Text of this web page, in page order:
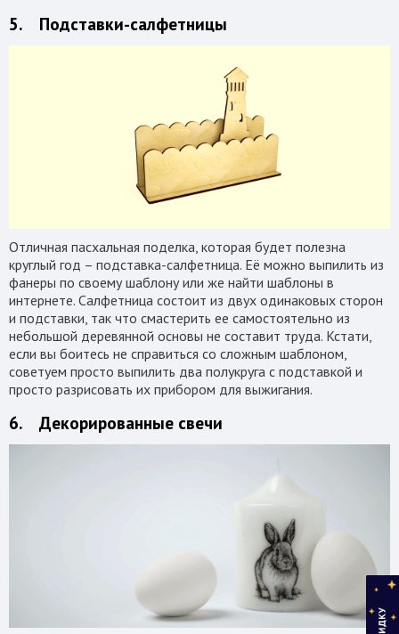
5. Подставки-салфетницы
Отличная пасхальная поделка, которая будет полезна
круглый год – подставка-салфетница. Её можно выпилить из
фанеры по своему шаблону или же найти шаблоны в
интернете. Салфетница состоит из двух одинаковых сторон
и подставки, так что смастерить ее самостоятельно из
небольшой деревянной основы не составит труда. Кстати,
если вы боитесь не справиться со сложным шаблоном,
советуем просто выпилить два полукруга с подставкой и
просто разрисовать их прибором для выжигания.
6. Декорированные свечи